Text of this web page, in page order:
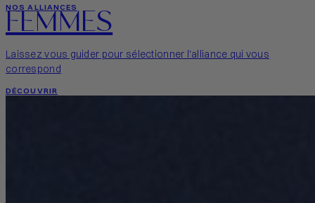
NOS ALLIANCES
FEMMES
Laissez vous guider pour sélectionner l'alliance qui vous
correspond
DÉCOUVRIR